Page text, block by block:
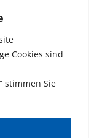
Cookies sind
stimmen Sie